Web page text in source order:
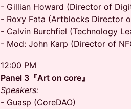
- Gillian Howard (Director of
- Roxy Fata (Artblocks Director
- Calvin Burchfiel (Technology
- Mod: John Karp (Director of
12:00 PM
Panel 3『Art on core』
Speakers:
- Guasp (CoreDAO)